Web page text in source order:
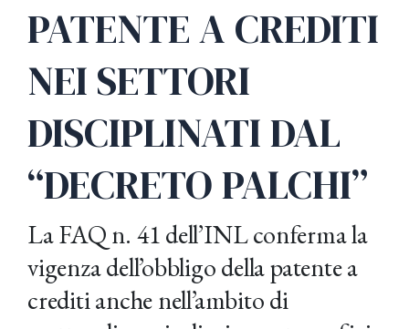
PATENTE A CREDITI
NEI SETTORI
DISCIPLINATI DAL
“DECRETO PALCHI”
La FAQ n. 41 dell’INL conferma la
vigenza dell’obbligo della patente a
crediti anche nell’ambito di